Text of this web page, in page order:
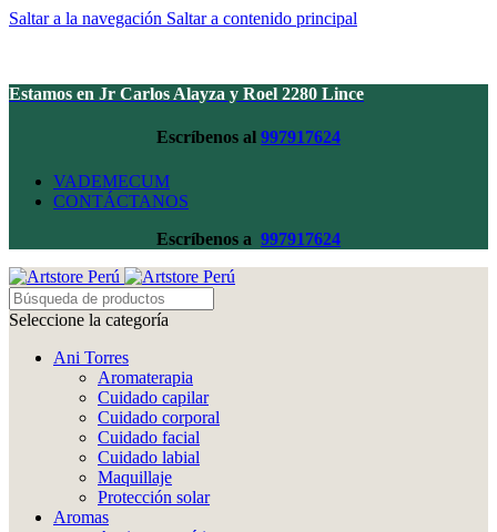
Saltar a la navegación Saltar a contenido principal
Estamos en Jr Carlos Alayza y Roel 2280 Lince
Escríbenos al 997917624
VADEMECUM
CONTÁCTANOS
Escríbenos a 997917624
Seleccione la categoría
Ani Torres
Aromaterapia
Cuidado capilar
Cuidado corporal
Cuidado facial
Cuidado labial
Maquillaje
Protección solar
Aromas